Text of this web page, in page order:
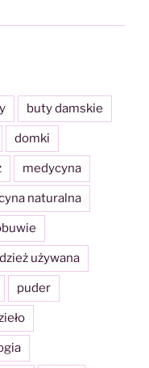
buty damskie
domki
medycyna
naturalna
używana
puder